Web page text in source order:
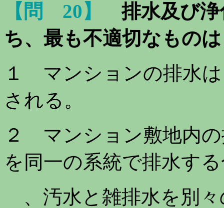
【問 20】
排水及び
ち、最も不適切なもの
１ マンションの排水
される。
２ マンション敷地内
を同一の系統で排水す
、汚水と雑排水を別